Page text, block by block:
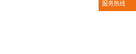
服务热线